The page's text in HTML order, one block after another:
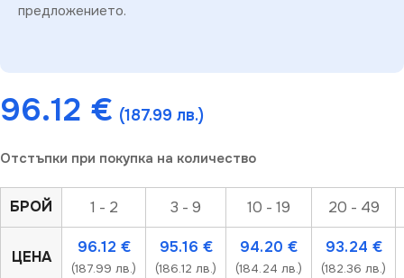
предложението.
96.12 € (187.99 лв.)
Отстъпки при покупка на количество
БРОЙ 1 - 2 3 - 9 10 - 19 20 - 49
ЦЕНА
96.12 €
(187.99 лв.)
95.16 €
(186.12 лв.)
94.20 €
(184.24 лв.)
93.24 €
(182.36 лв.)